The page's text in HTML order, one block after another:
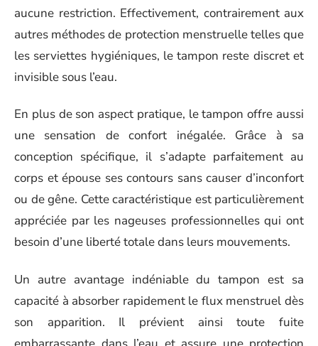
aucune restriction. Effectivement, contrairement aux
autres méthodes de protection menstruelle telles que
les serviettes hygiéniques, le tampon reste discret et
invisible sous l’eau.
En plus de son aspect pratique, le tampon offre aussi
une sensation de confort inégalée. Grâce à sa
conception spécifique, il s’adapte parfaitement au
corps et épouse ses contours sans causer d’inconfort
ou de gêne. Cette caractéristique est particulièrement
appréciée par les nageuses professionnelles qui ont
besoin d’une liberté totale dans leurs mouvements.
Un autre avantage indéniable du tampon est sa
capacité à absorber rapidement le flux menstruel dès
son apparition. Il prévient ainsi toute fuite